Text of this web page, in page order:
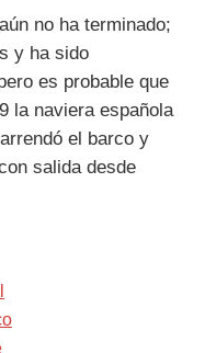
no ha terminado;
y ha sido
es probable que
la naviera española
el barco y
salida desde